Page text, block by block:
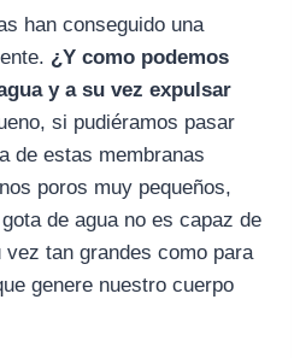
han conseguido una
¿Y como podemos
y a su vez expulsar
si pudiéramos pasar
de estas membranas
poros muy pequeños,
de agua no es capaz de
tan grandes como para
genere nuestro cuerpo